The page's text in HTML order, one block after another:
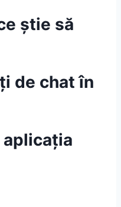
știe să
de chat în
aplicația